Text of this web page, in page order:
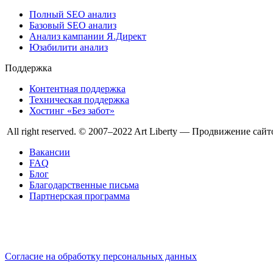
Полный SEO анализ
Базовый SEO анализ
Анализ кампании Я.Директ
Юзабилити анализ
Поддержка
Контентная поддержка
Техническая поддержка
Хостинг «Без забот»
All right reserved. © 2007–2022 Art Liberty — Продвижение
Вакансии
FAQ
Блог
Благодарственные письма
Партнерская программа
Согласие на обработку персональных данных